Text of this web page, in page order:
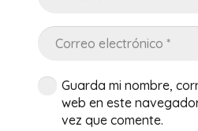
Guarda mi nombre,
web en este
vez que comente.